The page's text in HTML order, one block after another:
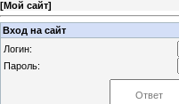
[Мой сайт]
Вход на сайт
Логин:
Пароль: